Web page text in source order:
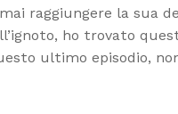
raggiungere la sua
ho trovato
ultimo episodio,